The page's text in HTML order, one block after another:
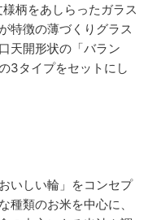
柄をあしらったガラス
特徴の薄づくりグラス
天開形状の「バラン
3タイプをセットにし
いしい輪」をコンセプ
種類のお米を中心に、